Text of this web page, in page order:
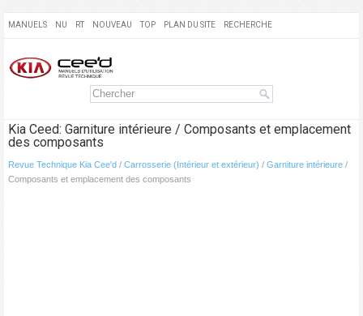
MANUELS NU RT NOUVEAU TOP PLAN DU SITE RECHERCHE
Kia Ceed: Garniture intérieure / Composants et emplacement
des composants
Revue Technique Kia Cee'd / Carrosserie (Intérieur et extérieur) / Garniture intérieure /
Composants et emplacement des composants